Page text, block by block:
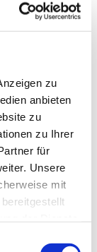
zu
anbieten
zu
zu Ihrer
für
Unsere
mit
e. V.
e. V.